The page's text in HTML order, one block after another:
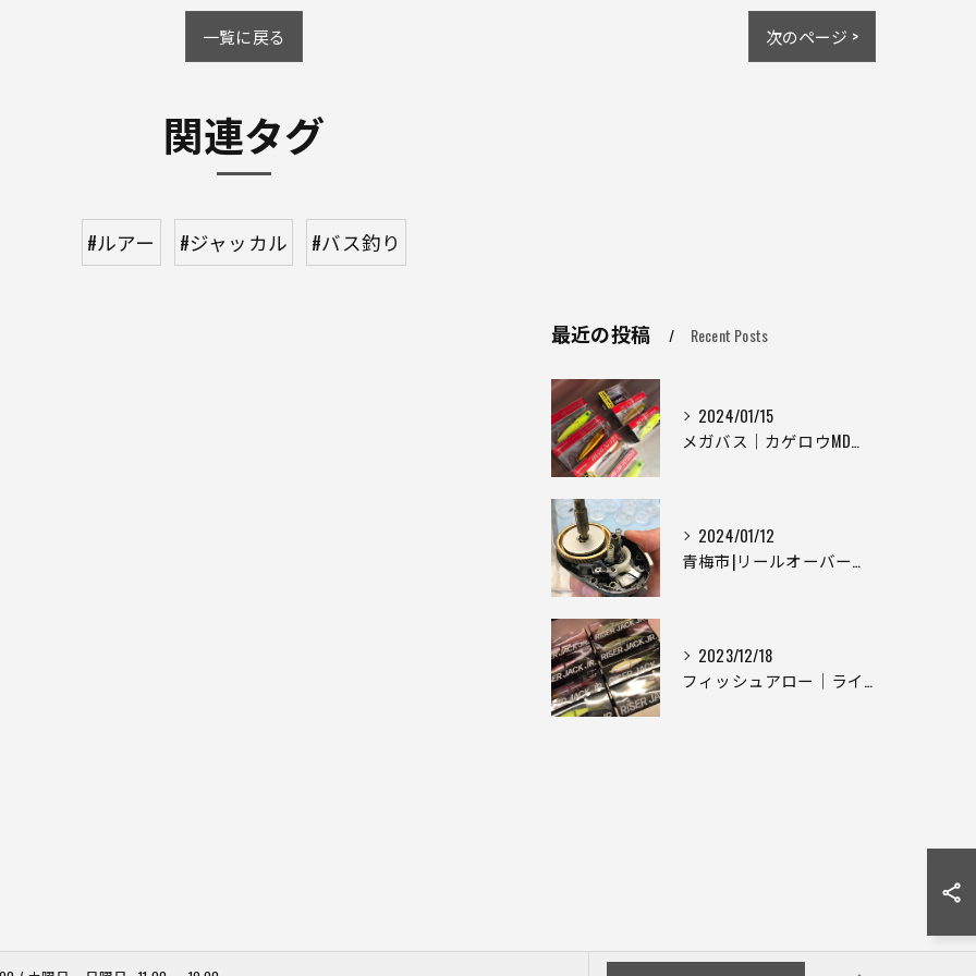
一覧に戻る 次のページ >
関連タグ
#ルアー #ジャッカル #バス釣り
最近の投稿 Recent Posts
2024/01/15
メガバス｜カゲロウMD｜ジャイアントDOG-X｜ホムラ｜ハンクル｜フライ25｜【東京青梅市】釣具屋 釣具入荷情報
2024/01/12
青梅市|リールオーバーホール|西多摩地区|リールメンテナンス|one thousand
2023/12/18
フィッシュアロー｜ライザージャックJR｜Fish Arrow｜DRT｜【東京青梅市】釣具屋 釣具入荷情報